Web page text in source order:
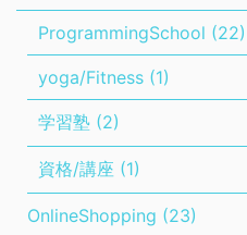
ProgrammingSchool (22)
yoga/Fitness (1)
学習塾 (2)
資格/講座 (1)
OnlineShopping (23)